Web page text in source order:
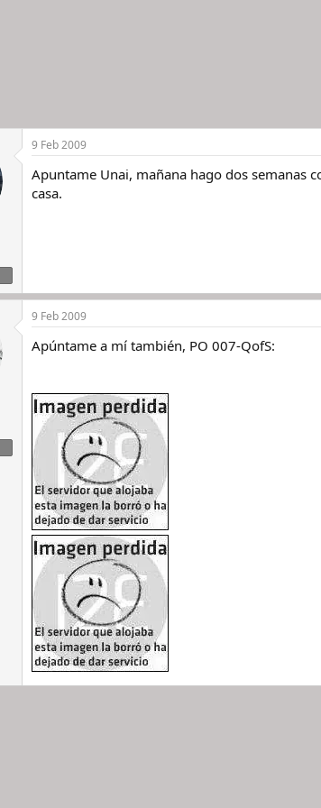
9 Feb 2009
Apuntame Unai, mañana hago dos semanas
casa.
9 Feb 2009
Apúntame a mí también, PO 007-QofS: